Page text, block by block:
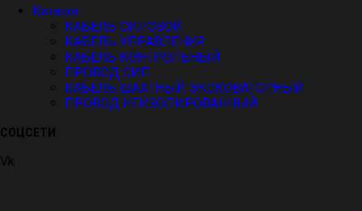
Каталог
КАБЕЛЬ СИЛОВОЙ
КАБЕЛЬ УПРАВЛЕНИЯ
КАБЕЛЬ КОНТРОЛЬНЫЙ
ПРОВОД СИП
КАБЕЛЬ ШАХТНЫЙ ЭКСКОВАТОРНЫЙ
ПРОВОД НЕИЗОЛИРОВАННЫЙ
СОЦСЕТИ
Vk